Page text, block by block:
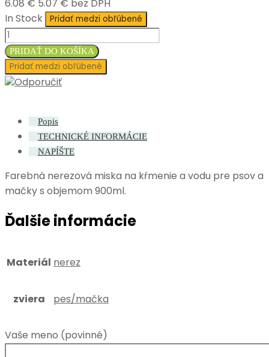
6.08 € 5.07 € bez DPH
In Stock
Pridať medzi obľúbené
PRIDAŤ DO KOŠÍKA
Pridať medzi obľúbené
Odporučiť
Popis
TECHNICKÉ INFORMÁCIE
NAPÍŠTE
Farebná nerezová miska na kŕmenie a vodu pre psov a
mačky s objemom 900ml.
Ďalšie informácie
Materiál nerez
zviera pes/mačka
Vaše meno (povinné)